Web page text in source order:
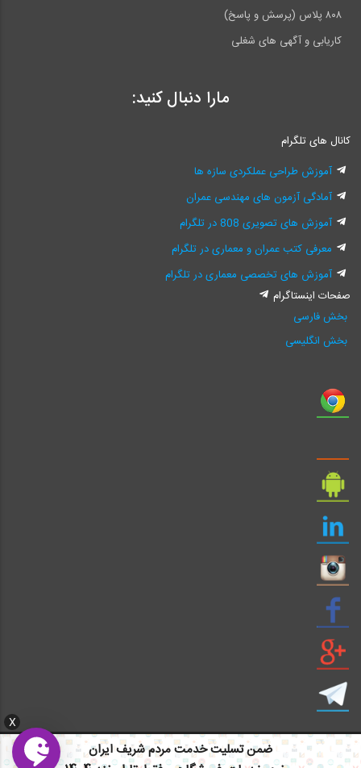
X
ضمن تسلیت خدمت مردم شریف ایران
۸۰۸ پلاس (پرسش و پاسخ)
کاریابی و آگهی های شغلی
مارا دنبال کنید:
کانال های تلگرام
آموزش طراحی عملکردی سازه ها
آمادگی آزمون های مهندسی عمران
آموزش های تصویری 808 در تلگرام
معرفی کتب عمران و معماری در تلگرام
آموزش های تخصصی معماری در تلگرام
صفحات اینستاگرام
بخش فارسی
بخش انگلیسی